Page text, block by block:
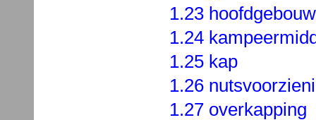
1.23 hoofdgebouw
1.24
1.25 kap
1.26
1.27 overkapping